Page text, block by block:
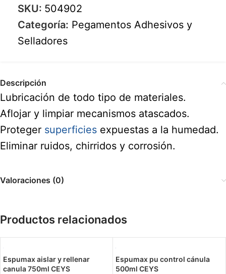
SKU: 504902
Categoría: Pegamentos Adhesivos y
Selladores
Descripción
Lubricación de todo tipo de materiales.
Aflojar y limpiar mecanismos atascados.
Proteger superficies expuestas a la humedad.
Eliminar ruidos, chirridos y corrosión.
Valoraciones (0)
Productos relacionados
Espumax aislar y rellenar
canula 750ml CEYS
Espumax pu control cánula
500ml CEYS